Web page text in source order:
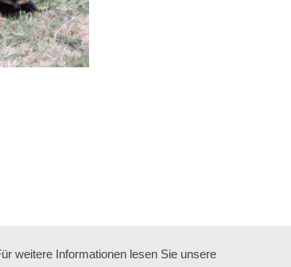
weitere Informationen lesen Sie unsere